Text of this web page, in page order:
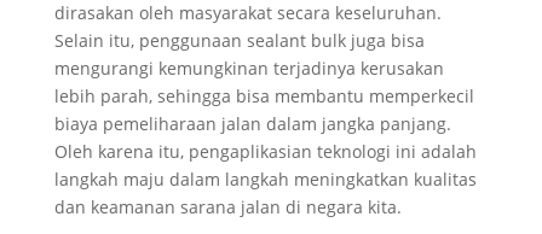
dirasakan oleh masyarakat secara keseluruhan.
Selain itu, penggunaan sealant bulk juga bisa
mengurangi kemungkinan terjadinya kerusakan
lebih parah, sehingga bisa membantu memperkecil
biaya pemeliharaan jalan dalam jangka panjang.
Oleh karena itu, pengaplikasian teknologi ini adalah
langkah maju dalam langkah meningkatkan kualitas
dan keamanan sarana jalan di negara kita.